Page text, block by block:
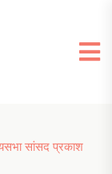
सांसद प्रकाश